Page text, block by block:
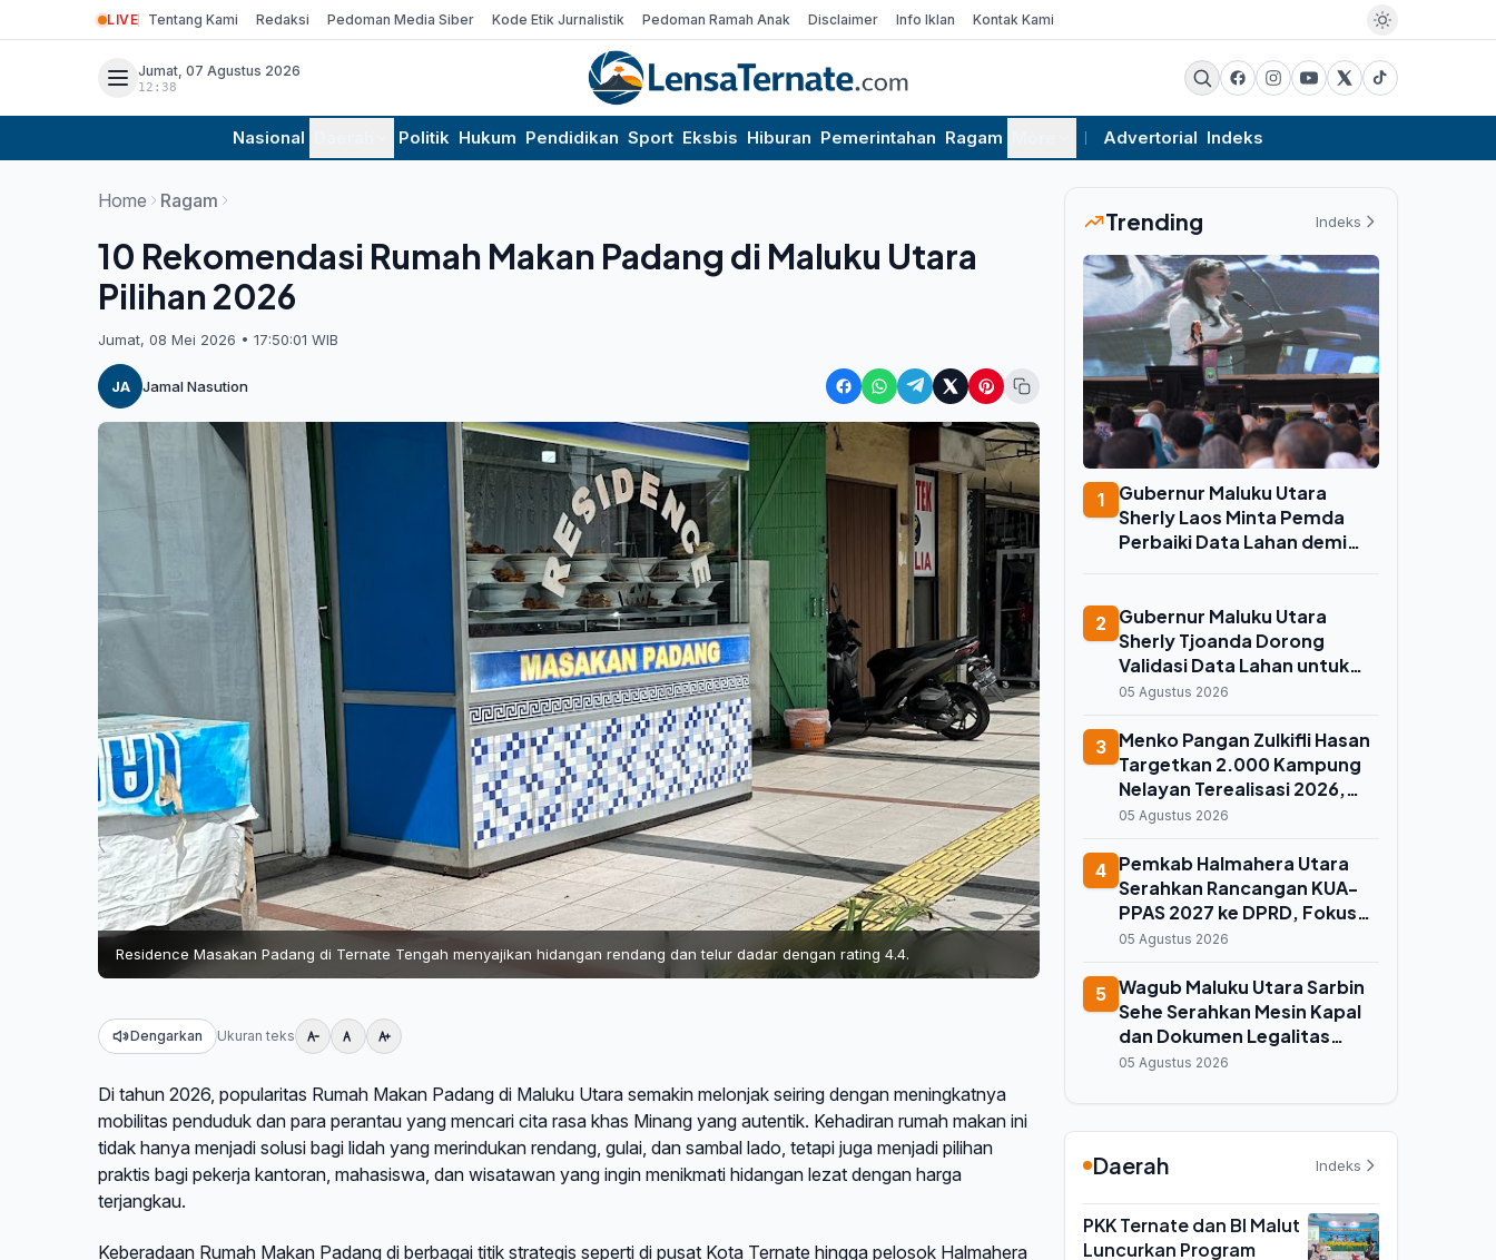
LIVE Tentang Kami Redaksi Pedoman Media Siber Kode Etik Jurnalistik Pedoman Ramah Anak Disclaimer Info Iklan Kontak Kami
Jumat, 07 Agustus 2026
12:38
Nasional Politik Hukum Pendidikan Sport Eksbis Hiburan Pemerintahan Ragam Advertorial Indeks
Home Ragam
10 Rekomendasi Rumah Makan Padang di Maluku Utara
Pilihan 2026
Jumat, 08 Mei 2026 • 17:50:01 WIB
JA Jamal Nasution
Residence Masakan Padang di Ternate Tengah menyajikan hidangan rendang dan telur dadar dengan rating 4.4.
Dengarkan Ukuran teks
Di tahun 2026, popularitas Rumah Makan Padang di Maluku Utara semakin melonjak seiring dengan meningkatnya
mobilitas penduduk dan para perantau yang mencari cita rasa khas Minang yang autentik. Kehadiran rumah makan ini
tidak hanya menjadi solusi bagi lidah yang merindukan rendang, gulai, dan sambal lado, tetapi juga menjadi pilihan
praktis bagi pekerja kantoran, mahasiswa, dan wisatawan yang ingin menikmati hidangan lezat dengan harga
terjangkau.
Keberadaan Rumah Makan Padang di berbagai titik strategis seperti di pusat Kota Ternate hingga pelosok Halmahera
Trending Indeks
1
Gubernur Maluku Utara
Sherly Laos Minta Pemda
Perbaiki Data Lahan demi
Melayang
2
Gubernur Maluku Utara
Sherly Tjoanda Dorong
Validasi Data Lahan untuk
Selamatkan Kuota Cetak
05 Agustus 2026
3 Menko Pangan Zulkifli Hasan
Targetkan 2.000 Kampung
Nelayan Terealisasi 2026,
Maluku Utara Jadi Prioritas
05 Agustus 2026
4 Pemkab Halmahera Utara
Serahkan Rancangan KUA-
PPAS 2027 ke DPRD, Fokus
Buka Isolasi Wilayah dan
05 Agustus 2026
5 Wagub Maluku Utara Sarbin
Sehe Serahkan Mesin Kapal
dan Dokumen Legalitas
untuk Ribuan Nelayan Kecil di
05 Agustus 2026
Daerah Indeks
PKK Ternate dan BI Malut
Luncurkan Program